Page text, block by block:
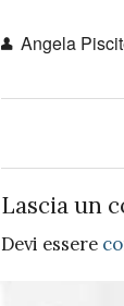
Angela
Lascia un
Devi essere